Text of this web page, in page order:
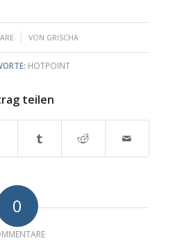
VON GRISCHA
HOTPOINT
teilen
0